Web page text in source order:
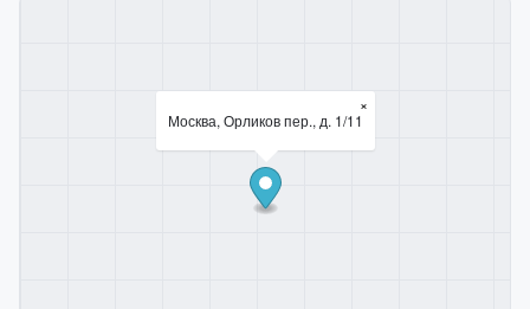
Москва, Орликов пер., д. 1/11
×